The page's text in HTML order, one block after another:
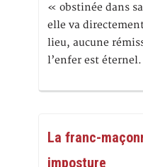
« obstinée dans
elle va
lieu, aucune
l’enfer est éternel.
La franc-
imposture